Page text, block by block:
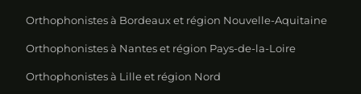
Orthophonistes à Bordeaux et région Nouvelle-Aquitaine
Orthophonistes à Nantes et région Pays-de-la-Loire
Orthophonistes à Lille et région Nord